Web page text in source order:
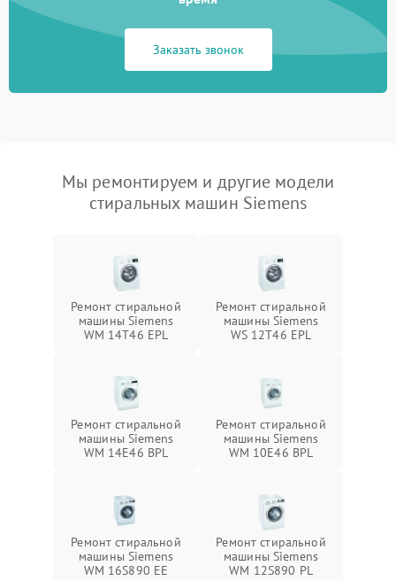
Заказать звонок
Мы ремонтируем и другие модели
стиральных машин Siemens
Ремонт стиральной
машины Siemens
WM 14T46 EPL
Ремонт стиральной
машины Siemens
WS 12T46 EPL
Ремонт стиральной
машины Siemens
WM 14E46 BPL
Ремонт стиральной
машины Siemens
WM 10E46 BPL
Ремонт стиральной
машины Siemens
WM 16S890 EE
Ремонт стиральной
машины Siemens
WM 12S890 PL